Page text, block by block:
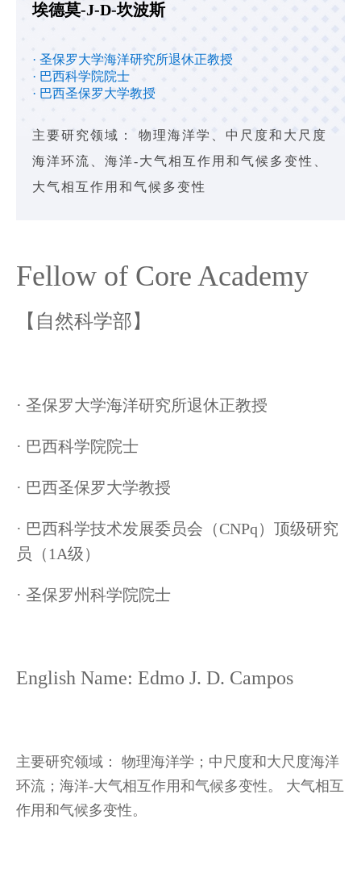
埃德莫-J-D-坎波斯
· 圣保罗大学海洋研究所退休正教授
· 巴西科学院院士
· 巴西圣保罗大学教授
主要研究领域： 物理海洋学、中尺度和大尺度
海洋环流、海洋-大气相互作用和气候多变性、
大气相互作用和气候多变性
Fellow of Core Academy
【自然科学部】
· 圣保罗大学海洋研究所退休正教授
· 巴西科学院院士
· 巴西圣保罗大学教授
· 巴西科学技术发展委员会（CNPq）顶级研究
员（1A级）
· 圣保罗州科学院院士
English Name: Edmo J. D. Campos
主要研究领域： 物理海洋学；中尺度和大尺度海洋
环流；海洋-大气相互作用和气候多变性。 大气相互
作用和气候多变性。